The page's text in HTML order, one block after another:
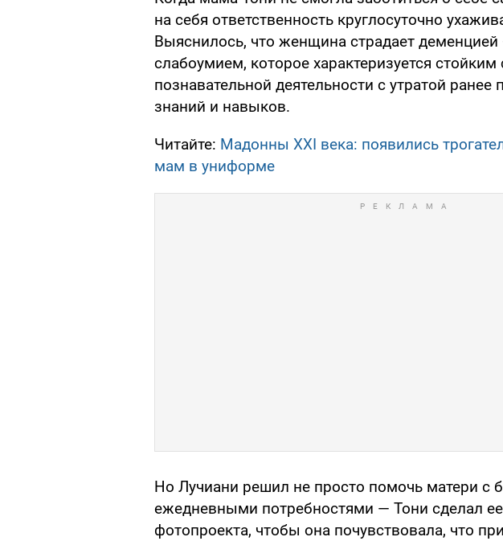
на себя ответственность круглосуточно
Выяснилось, что женщина страдает
слабоумием, которое характеризуется
познавательной деятельности с утратой ранее
знаний и навыков.
Читайте: Мадонны XXI века: появились
мам в униформе
Но Лучиани решил не просто помочь матери с
ежедневными потребностями — Тони сделал ее
фотопроекта, чтобы она почувствовала, что